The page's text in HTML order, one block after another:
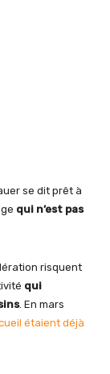
se dit prêt à
qui n’est pas
risquent
qui
. En mars
étaient déjà